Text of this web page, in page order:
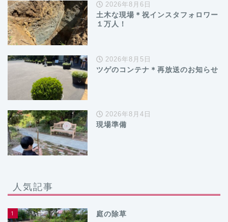
2026年8月6日
土木な現場＊祝インスタフォロワー
１万人！
2026年8月5日
ツゲのコンテナ＊再放送のお知らせ
2026年8月4日
現場準備
人気記事
1 庭の除草